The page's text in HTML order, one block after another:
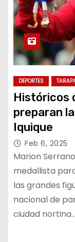
DEPORTES
Históricos
preparan
Iquique
Feb 6, 2025
Marion
medallista
las grandes
nacional de
ciudad nortina…